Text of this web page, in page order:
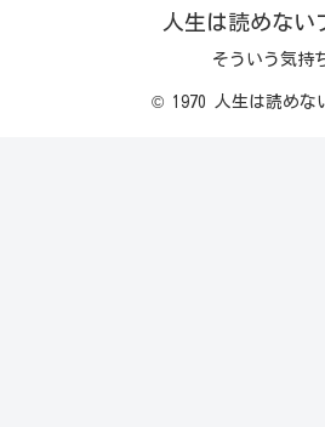
人生は読めない
そういう気持
© 1970 人生は読めな